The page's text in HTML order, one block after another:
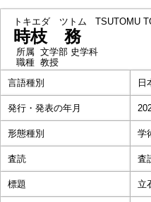
トキエダ ツトム TSUTOMU
時枝 務
所属 文学部 史学科
職種 教授
言語種別
日
発行・発表の年月
形態種別 学
査読 査
標題 立